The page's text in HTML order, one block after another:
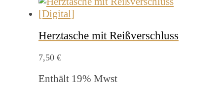
Herztasche mit Reißverschluss
7,50 €
Enthält 19% Mwst